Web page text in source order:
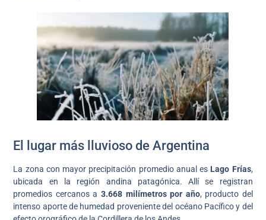
El lugar más lluvioso de Argentina
La zona con mayor precipitación promedio anual es Lago Frías,
ubicada en la región andina patagónica. Allí se registran
promedios cercanos a 3.668 milímetros por año, producto del
intenso aporte de humedad proveniente del océano Pacífico y del